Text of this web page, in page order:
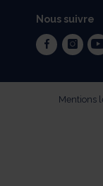
Nous suivre
facebook
Mentions